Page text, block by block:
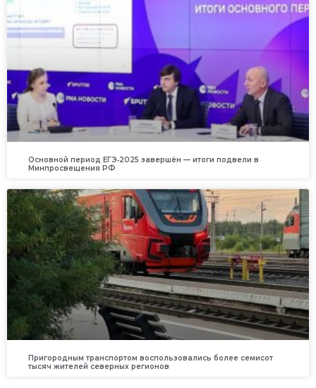
Основной период ЕГЭ‑2025 завершён — итоги подвели в
Минпросвещения РФ
Пригородным транспортом воспользовались более семисот
тысяч жителей северных регионов